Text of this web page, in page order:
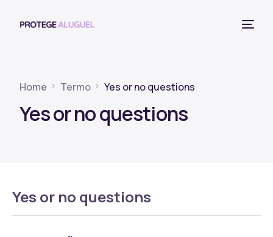
Home Termo Yes or no questions
Yes or no questions
Yes or no questions